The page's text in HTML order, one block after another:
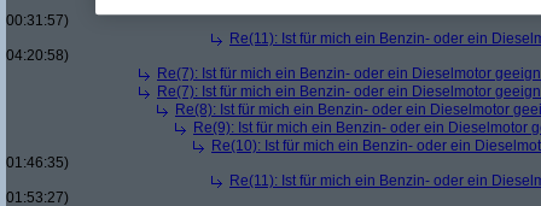
00:31:57)
Re(11): Ist für mich ein Benzin- oder ein
04:20:58)
Re(7): Ist für mich ein Benzin- oder ein Dieselmotor
Re(7): Ist für mich ein Benzin- oder ein Dieselmotor
Re(8): Ist für mich ein Benzin- oder ein Dieselmotor
Re(9): Ist für mich ein Benzin- oder ein Dieselmotor
Re(10): Ist für mich ein Benzin- oder ein
01:46:35)
Re(11): Ist für mich ein Benzin- oder ein
01:53:27)